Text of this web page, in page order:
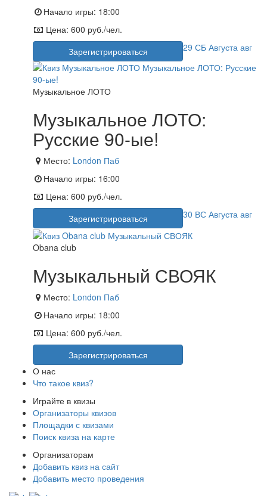
Начало игры: 18:00
Цена: 600 руб./чел.
Зарегистрироваться
29 СБ Августа авг
Музыкальное ЛОТО
Музыкальное ЛОТО:
Русские 90-ые!
Место: London Паб
Начало игры: 16:00
Цена: 600 руб./чел.
Зарегистрироваться
30 ВС Августа авг
Obana club
Музыкальный СВОЯК
Место: London Паб
Начало игры: 18:00
Цена: 600 руб./чел.
Зарегистрироваться
О нас
Что такое квиз?
Играйте в квизы
Организаторы квизов
Площадки с квизами
Поиск квиза на карте
Организаторам
Добавить квиз на сайт
Добавить место проведения